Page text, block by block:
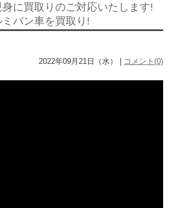
に買取りのご対応いたします!
ミバン車を買取り!
2022年09月21日（水） | コメント(0)